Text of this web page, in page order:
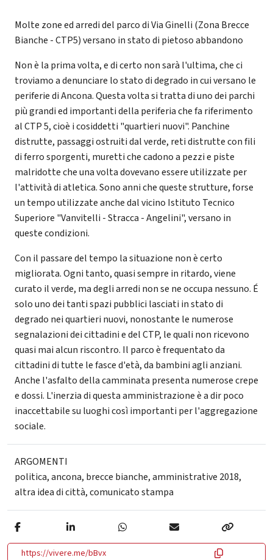
Molte zone ed arredi del parco di Via Ginelli (Zona Brecce
Bianche - CTP5) versano in stato di pietoso abbandono
Non è la prima volta, e di certo non sarà l'ultima, che ci
troviamo a denunciare lo stato di degrado in cui versano le
periferie di Ancona. Questa volta si tratta di uno dei parchi
più grandi ed importanti della periferia che fa riferimento
al CTP 5, cioè i cosiddetti "quartieri nuovi". Panchine
distrutte, passaggi ostruiti dal verde, reti distrutte con fili
di ferro sporgenti, muretti che cadono a pezzi e piste
malridotte che una volta dovevano essere utilizzate per
l'attività di atletica. Sono anni che queste strutture, forse
un tempo utilizzate anche dal vicino Istituto Tecnico
Superiore "Vanvitelli - Stracca - Angelini", versano in
queste condizioni.
Con il passare del tempo la situazione non è certo
migliorata. Ogni tanto, quasi sempre in ritardo, viene
curato il verde, ma degli arredi non se ne occupa nessuno. É
solo uno dei tanti spazi pubblici lasciati in stato di
degrado nei quartieri nuovi, nonostante le numerose
segnalazioni dei cittadini e del CTP, le quali non ricevono
quasi mai alcun riscontro. Il parco è frequentato da
cittadini di tutte le fasce d'età, da bambini agli anziani.
Anche l'asfalto della camminata presenta numerose crepe
e dossi. L'inerzia di questa amministrazione è a dir poco
inaccettabile su luoghi così importanti per l'aggregazione
sociale.
ARGOMENTI
politica,ancona, brecce bianche,amministrative 2018,
altra idea di città,comunicato stampa
https://vivere.me/bBvx